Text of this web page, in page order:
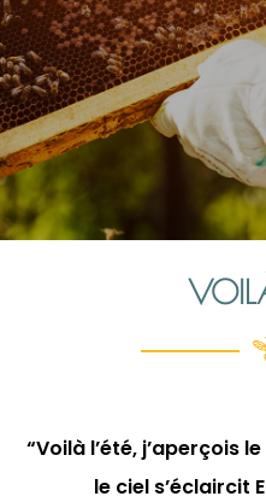
“Voilà l’été, j’aperçois
le ciel s’éclaircit